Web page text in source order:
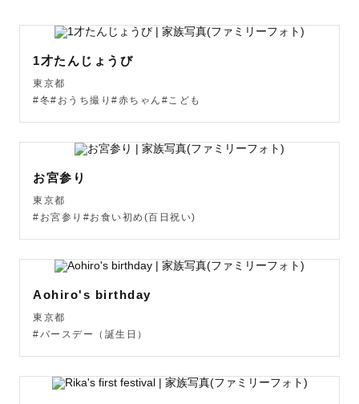
1才たんじょうび
東京都
#冬#おうち撮り#赤ちゃん#こども
お宮参り
東京都
#お宮参り#お食い初め(百日祝い)
Aohiro's birthday
東京都
#バースデー（誕生日）